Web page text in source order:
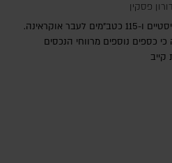
דורון פסקין
רוסיה שיגרה הלילה 24 טילים בליסטיים ו-115 כטב"מים לעבר אוקראינה.
כספים נוספים מרווחי הנכסים
קייב